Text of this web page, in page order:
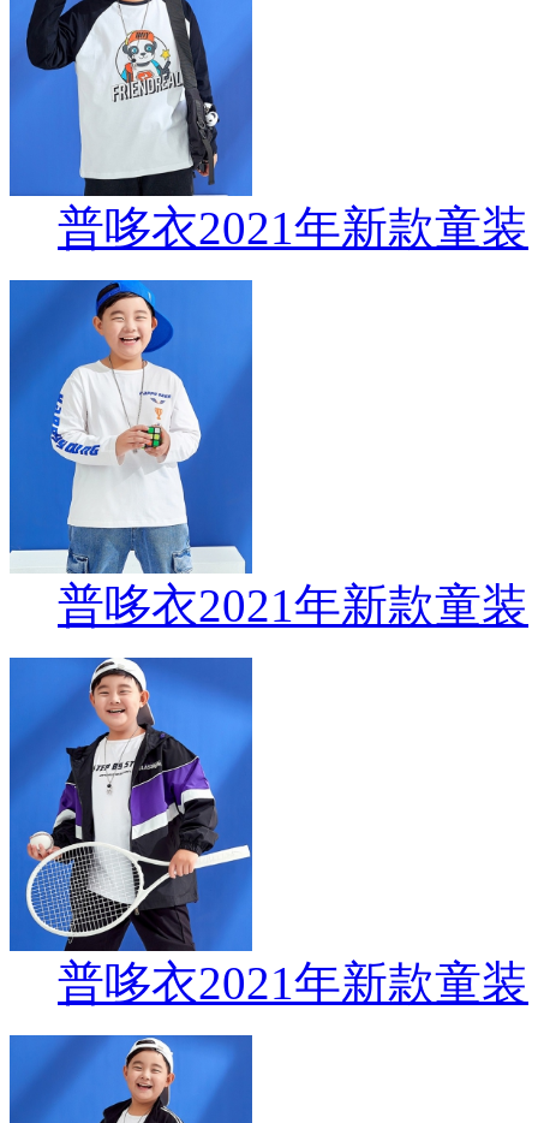
普哆衣2021年新款童装
普哆衣2021年新款童装
普哆衣2021年新款童装